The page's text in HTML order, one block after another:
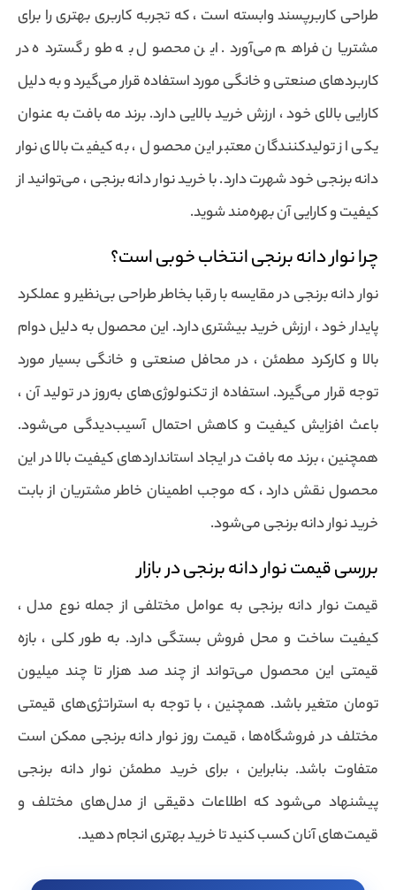
طراحی کاربرپسند وابسته است ، که تجربه کاربری بهتری را برای
مشتریان فراهم می‌آورد. این محصول به طور گسترده در
کاربردهای صنعتی و خانگی مورد استفاده قرار می‌گیرد و به دلیل
کارایی بالای خود ، ارزش خرید بالایی دارد. برند مه بافت به عنوان
یکی از تولیدکنندگان معتبر این محصول ، به کیفیت بالای نوار
دانه برنجی خود شهرت دارد. با خرید نوار دانه برنجی ، می‌توانید از
کیفیت و کارایی آن بهره‌مند شوید.
چرا نوار دانه برنجی انتخاب خوبی است؟
نوار دانه برنجی در مقایسه با رقبا بخاطر طراحی بی‌نظیر و عملکرد
پایدار خود ، ارزش خرید بیشتری دارد. این محصول به دلیل دوام
بالا و کارکرد مطمئن ، در محافل صنعتی و خانگی بسیار مورد
توجه قرار می‌گیرد. استفاده از تکنولوژی‌های به‌روز در تولید آن ،
باعث افزایش کیفیت و کاهش احتمال آسیب‌دیدگی می‌شود.
همچنین ، برند مه بافت در ایجاد استانداردهای کیفیت بالا در این
محصول نقش دارد ، که موجب اطمینان خاطر مشتریان از بابت
خرید نوار دانه برنجی می‌شود.
بررسی قیمت نوار دانه برنجی در بازار
قیمت نوار دانه برنجی به عوامل مختلفی از جمله نوع مدل ،
کیفیت ساخت و محل فروش بستگی دارد. به طور کلی ، بازه
قیمتی این محصول می‌تواند از چند صد هزار تا چند میلیون
تومان متغیر باشد. همچنین ، با توجه به استراتژی‌های قیمتی
مختلف در فروشگاه‌ها ، قیمت روز نوار دانه برنجی ممکن است
متفاوت باشد. بنابراین ، برای خرید مطمئن نوار دانه برنجی
پیشنهاد می‌شود که اطلاعات دقیقی از مدل‌های مختلف و
قیمت‌های آنان کسب کنید تا خرید بهتری انجام دهید.